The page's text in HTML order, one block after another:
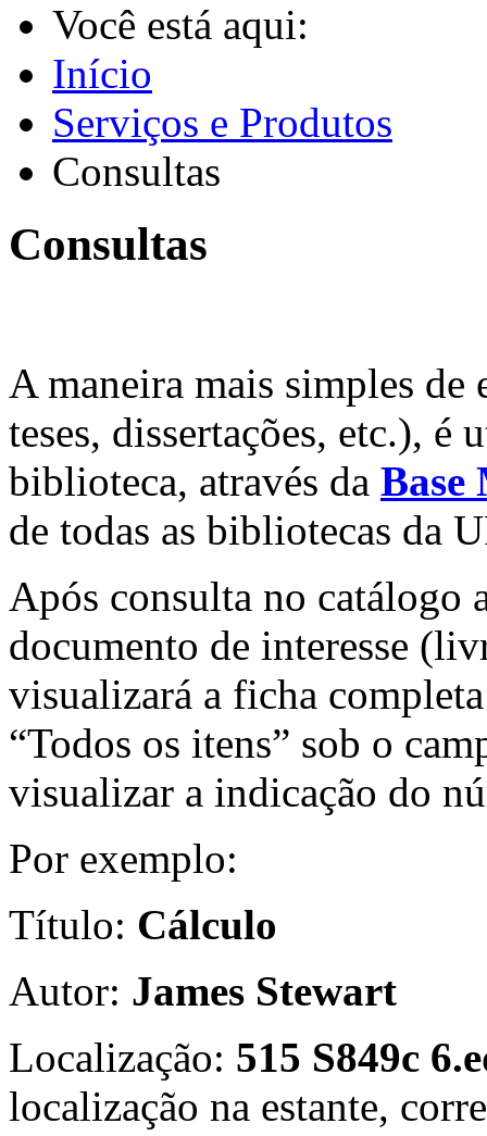
Você está aqui:
Início
Serviços e Produtos
Consultas
Consultas
A maneira mais simples
teses, dissertações, etc.), é
biblioteca, através da Base
de todas as bibliotecas da
Após consulta no catálogo
documento de interesse
visualizará a ficha
“Todos os itens” sob o
visualizar a indicação do
Por exemplo:
Título: Cálculo
Autor: James Stewart
Localização: 515 S849c
localização na estante,